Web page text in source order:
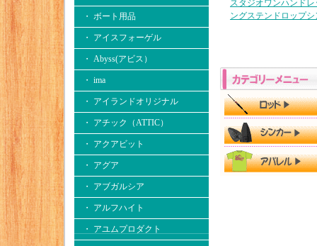
・ ボート用品
・ アイスフォーゲル
・ Abyss(アビス）
・ ima
・ アイランドオリジナル
・ アチック（ATTIC）
・ アクアビット
・ アグア
・ アブガルシア
・ アルフハイト
・ アユムプロダクト
スタジオワンハンド
ングステンドロップ